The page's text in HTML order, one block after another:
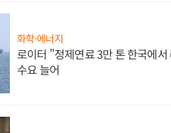
화학·에너지
로이터 "정제연료 3만 톤 한국에
수요 늘어